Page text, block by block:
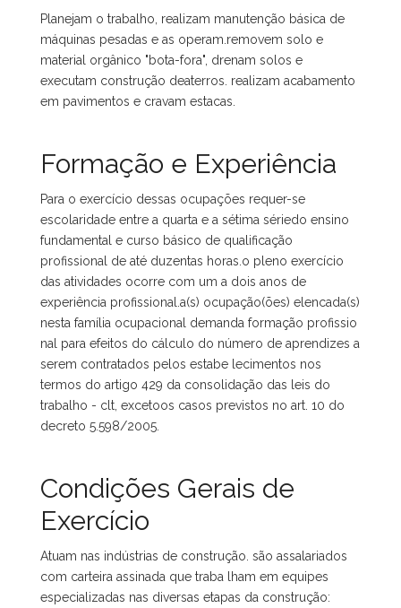
Planejam o trabalho, realizam manutenção básica de
máquinas pesadas e as operam.removem solo e
material orgânico "bota-fora", drenam solos e
executam construção deaterros. realizam acabamento
em pavimentos e cravam estacas.
Formação e Experiência
Para o exercício dessas ocupações requer-se
escolaridade entre a quarta e a sétima sériedo ensino
fundamental e curso básico de qualificação
profissional de até duzentas horas.o pleno exercício
das atividades ocorre com um a dois anos de
experiência profissional.a(s) ocupação(ões) elencada(s)
nesta família ocupacional demanda formação profissio
nal para efeitos do cálculo do número de aprendizes a
serem contratados pelos estabe lecimentos nos
termos do artigo 429 da consolidação das leis do
trabalho - clt, excetoos casos previstos no art. 10 do
decreto 5.598/2005.
Condições Gerais de
Exercício
Atuam nas indústrias de construção. são assalariados
com carteira assinada que traba lham em equipes
especializadas nas diversas etapas da construção: